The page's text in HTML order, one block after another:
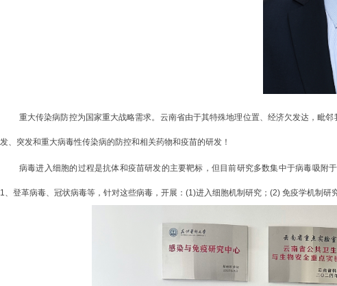
重大传染病防控为国家重大战略需求。云南省由于其特殊地理位置、经济欠发达，毗邻
发、突发和重大病毒性传染病的防控和相关药物和疫苗的研发！
病毒进入细胞的过程是抗体和疫苗研发的主要靶标，但目前研究多数集中于病毒吸
1、登革病毒、冠状病毒等，针对这些病毒，开展：(1)进入细胞机制研究； (2) 免疫学机制研究